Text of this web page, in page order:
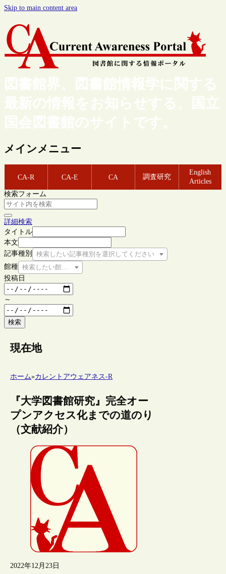
Skip to main content area
図書館界、図書館情報学に関する
最新の情報をお知らせする、国立
国会図書館のサイトです。
メインメニュー
CA-R CA-E CA 調査研究
English
Articles
検索フォーム
詳細検索
タイトル
本文
記事種別
検索したい記事種別を選択してください
館種 検索したい館種を選択してください
投稿日
～
検索
現在地
ホーム»カレントアウェアネス-R
『大学図書館研究』完全オー
プンアクセス化までの道のり
（文献紹介）
2022年12月23日